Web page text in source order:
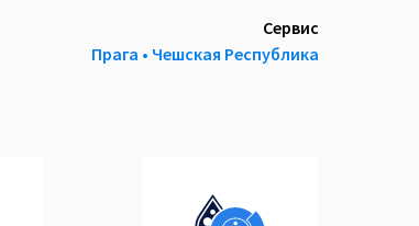
Сервис
Прага ‎‎•‎ Чешская Республика